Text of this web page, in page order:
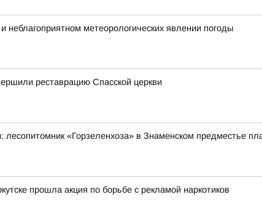
неблагоприятном метеорологических явлении погоды
реставрацию Спасской церкви
«Горзеленхоза» в Знаменском предместье
прошла акция по борьбе с рекламой наркотиков